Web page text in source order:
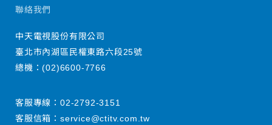
聯絡我們
中天電視股份有限公司
臺北市內湖區民權東路六段25號
總機：(02)6600-7766
客服專線： 02-2792-3151
客服信箱： service@ctitv.com.tw